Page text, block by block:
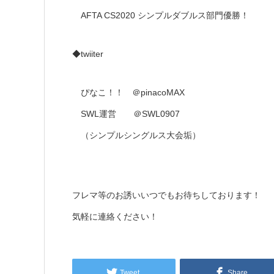
AFTA CS2020 シンプルダブルス部門優勝！
◆twiiter
ぴなこ！！ ＠pinacoMAX
SWL運営 ＠SWL0907
（シンプルシングルス大会垢）
フレマ等のお誘いいつでもお待ちしております！
気軽に連絡ください！